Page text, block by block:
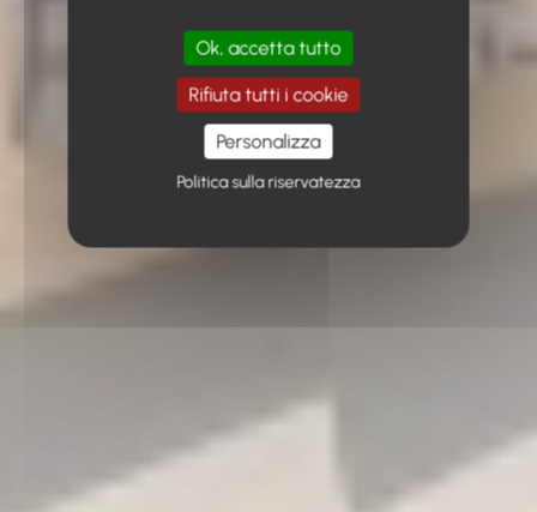
Ok, accetta tutto
Rifiuta tutti i cookie
Personalizza
Politica sulla riservatezza